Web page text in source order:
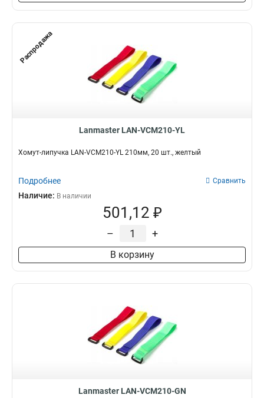
Распродажа
Lanmaster LAN-VCM210-YL
Хомут-липучка LAN-VCM210-YL 210мм, 20 шт., желтый
Подробнее Сравнить
Наличие: В наличии
501,12 ₽
– +
В корзину
Lanmaster LAN-VCM210-GN